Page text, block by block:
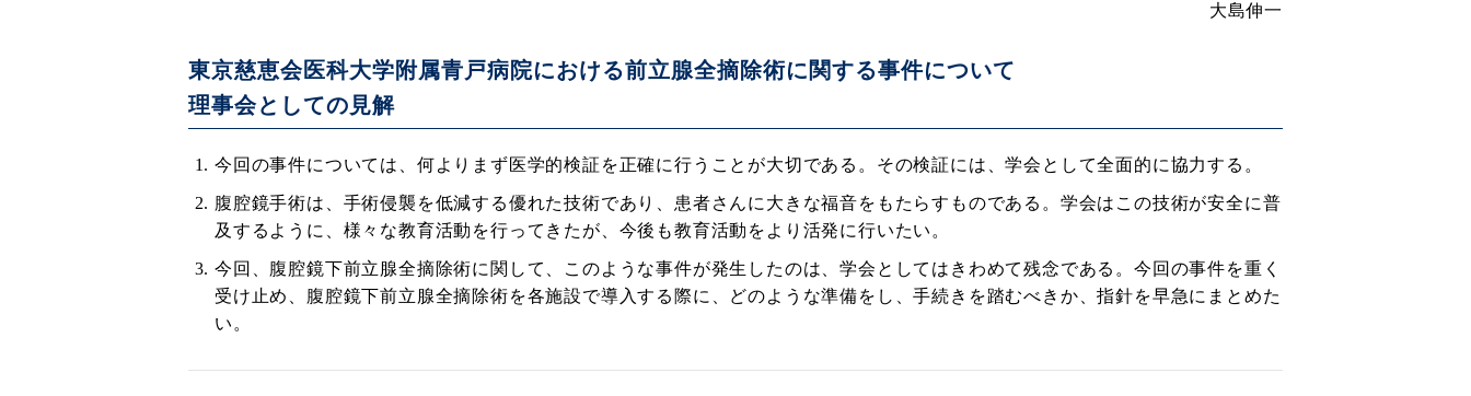
大島伸一
東京慈恵会医科大学附属青戸病院における前立腺全摘除術に関する事件について
理事会としての見解
今回の事件については、何よりまず医学的検証を正確に行うことが大切である。その検証には、学会として全面的に協力する。
腹腔鏡手術は、手術侵襲を低減する優れた技術であり、患者さんに大きな福音をもたらすものである。学会はこの技術が安全に普
及するように、様々な教育活動を行ってきたが、今後も教育活動をより活発に行いたい。
今回、腹腔鏡下前立腺全摘除術に関して、このような事件が発生したのは、学会としてはきわめて残念である。今回の事件を重く
受け止め、腹腔鏡下前立腺全摘除術を各施設で導入する際に、どのような準備をし、手続きを踏むべきか、指針を早急にまとめた
い。